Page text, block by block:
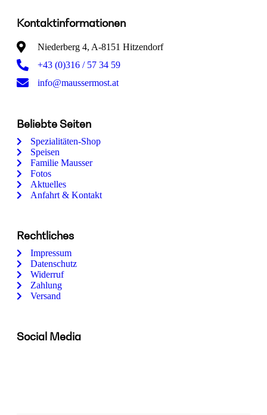
Kontaktinformationen
Niederberg 4, A-8151 Hitzendorf
+43 (0)316 / 57 34 59
info@maussermost.at
Beliebte Seiten
Spezialitäten-Shop
Speisen
Familie Mausser
Fotos
Aktuelles
Anfahrt & Kontakt
Rechtliches
Impressum
Datenschutz
Widerruf
Zahlung
Versand
Social Media